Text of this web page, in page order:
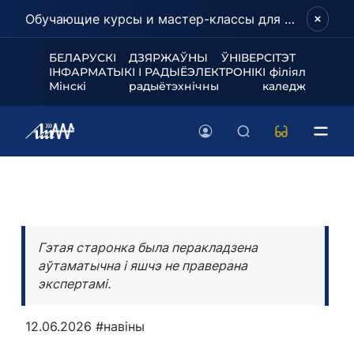
Обучающие курсы и мастер-классы для школьников и абитуриентов!
БЕЛАРУСКІ ДЗЯРЖАЎНЫ ЎНІВЕРСІТЭТ
ІНФАРМАТЫКІ І РАДЫЁЭЛЕКТРОНІКІ філіял
Мінскі радыётэхнічны каледж
Гэтая старонка была перакладзена
аўтаматычна і яшчэ не праверана
экспертамі.
12.06.2026 #навіны